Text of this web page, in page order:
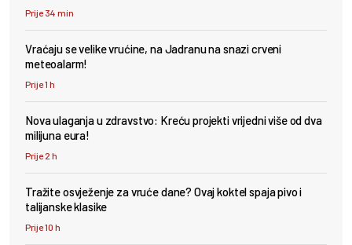
Prije 34 min
Vraćaju se velike vrućine, na Jadranu na snazi crveni
meteoalarm!
Prije 1 h
Nova ulaganja u zdravstvo: Kreću projekti vrijedni više od dva
milijuna eura!
Prije 2 h
Tražite osvježenje za vruće dane? Ovaj koktel spaja pivo i
talijanske klasike
Prije 10 h